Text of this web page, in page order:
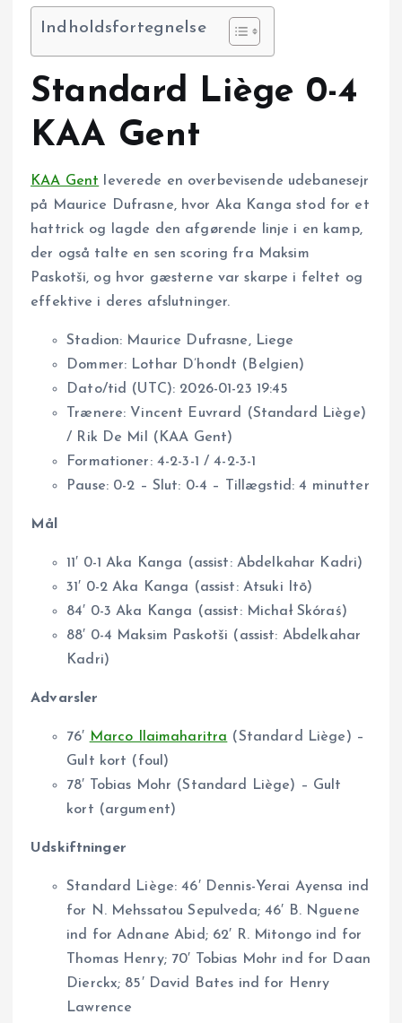
Indholdsfortegnelse
Standard Liège 0-4
KAA Gent
KAA Gent leverede en overbevisende udebanesejr
på Maurice Dufrasne, hvor Aka Kanga stod for et
hattrick og lagde den afgørende linje i en kamp,
der også talte en sen scoring fra Maksim
Paskotši, og hvor gæsterne var skarpe i feltet og
effektive i deres afslutninger.
Stadion: Maurice Dufrasne, Liege
Dommer: Lothar D’hondt (Belgien)
Dato/tid (UTC): 2026-01-23 19:45
Trænere: Vincent Euvrard (Standard Liège)
/ Rik De Mil (KAA Gent)
Formationer: 4-2-3-1 / 4-2-3-1
Pause: 0-2 – Slut: 0-4 – Tillægstid: 4 minutter
Mål
11′ 0-1 Aka Kanga (assist: Abdelkahar Kadri)
31′ 0-2 Aka Kanga (assist: Atsuki Itō)
84′ 0-3 Aka Kanga (assist: Michał Skóraś)
88′ 0-4 Maksim Paskotši (assist: Abdelkahar
Kadri)
Advarsler
76′ Marco Ilaimaharitra (Standard Liège) –
Gult kort (foul)
78′ Tobias Mohr (Standard Liège) – Gult
kort (argument)
Udskiftninger
Standard Liège: 46′ Dennis-Yerai Ayensa ind
for N. Mehssatou Sepulveda; 46′ B. Nguene
ind for Adnane Abid; 62′ R. Mitongo ind for
Thomas Henry; 70′ Tobias Mohr ind for Daan
Dierckx; 85′ David Bates ind for Henry
Lawrence